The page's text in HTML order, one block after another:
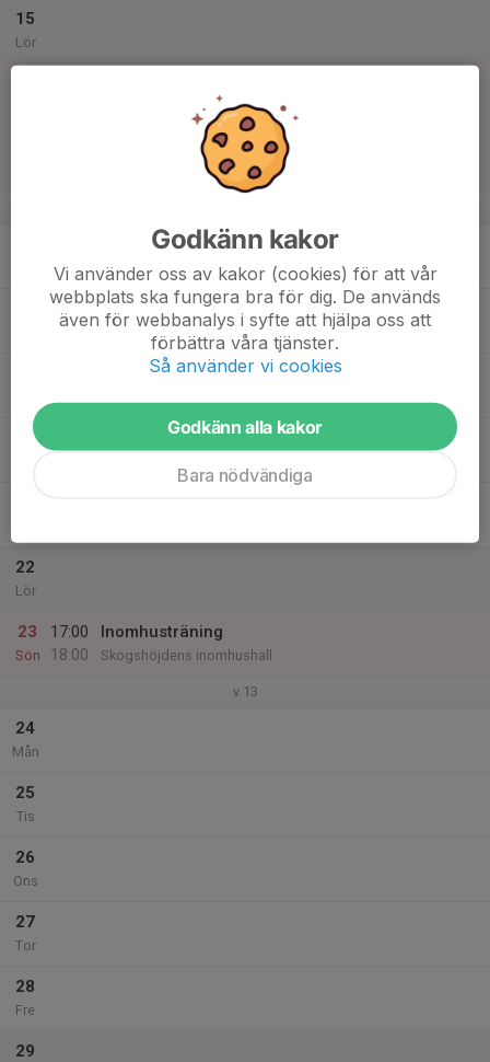
15
Lör
Skogshöjdens inomhushall
Föräldramöte
Skogshöjdens inomhushall
20
22
Lör
23
Sön
17:00
18:00
Inomhusträning
Skogshöjdens inomhushall
v.13
24
Mån
25
Tis
26
Ons
27
Tor
28
Fre
29
Godkänn kakor
Vi använder oss av kakor (cookies) för att vår
webbplats ska fungera bra för dig. De används
även för webbanalys i syfte att hjälpa oss att
förbättra våra tjänster.
Så använder vi cookies
Godkänn alla kakor
Bara nödvändiga